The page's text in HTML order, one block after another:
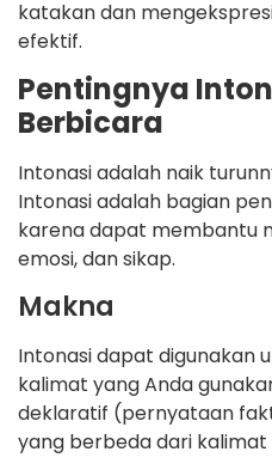
katakan dan
efektif.
Pentingnya
Berbicara
Intonasi adalah naik
Intonasi adalah bagian
karena dapat membantu
emosi, dan sikap.
Makna
Intonasi dapat digunakan
kalimat yang Anda
deklaratif (pernyataan
yang berbeda dari